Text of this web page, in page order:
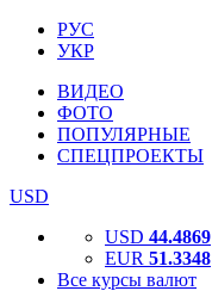
РУС
УКР
ВИДЕО
ФОТО
ПОПУЛЯРНЫЕ
СПЕЦПРОЕКТЫ
USD
USD 44.4869
EUR 51.3348
Все курсы валют